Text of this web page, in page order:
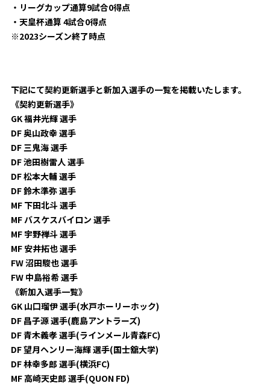
・リーグカップ通算9試合0得点
・天皇杯通算 4試合0得点
※2023シーズン終了時点
下記にて契約更新選手と新加入選手の一覧を掲載いたします。
《契約更新選手》
GK 福井光輝 選手
DF 奥山政幸 選手
DF 三鬼海 選手
DF 池田樹雷人 選手
DF 松本大輔 選手
DF 鈴木準弥 選手
MF 下田北斗 選手
MF バスケスバイロン 選手
MF 宇野禅斗 選手
MF 安井拓也 選手
FW 沼田駿也 選手
FW 中島裕希 選手
《新加入選手一覧》
GK 山口瑠伊 選手(水戸ホーリーホック)
DF 昌子源 選手(鹿島アントラーズ)
DF 青木義孝 選手(ラインメール青森FC)
DF 望月ヘンリー海輝 選手(国士舘大学)
DF 林幸多郎 選手(横浜FC)
MF 高崎天史郎 選手(QUON FD)